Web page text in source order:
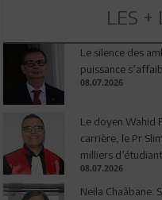
LES +
Le silence des
puissance
08.07.2026
Le doyen Wahid
carrière, le Pr
milliers
08.07.2026
Neila Chaâbane: